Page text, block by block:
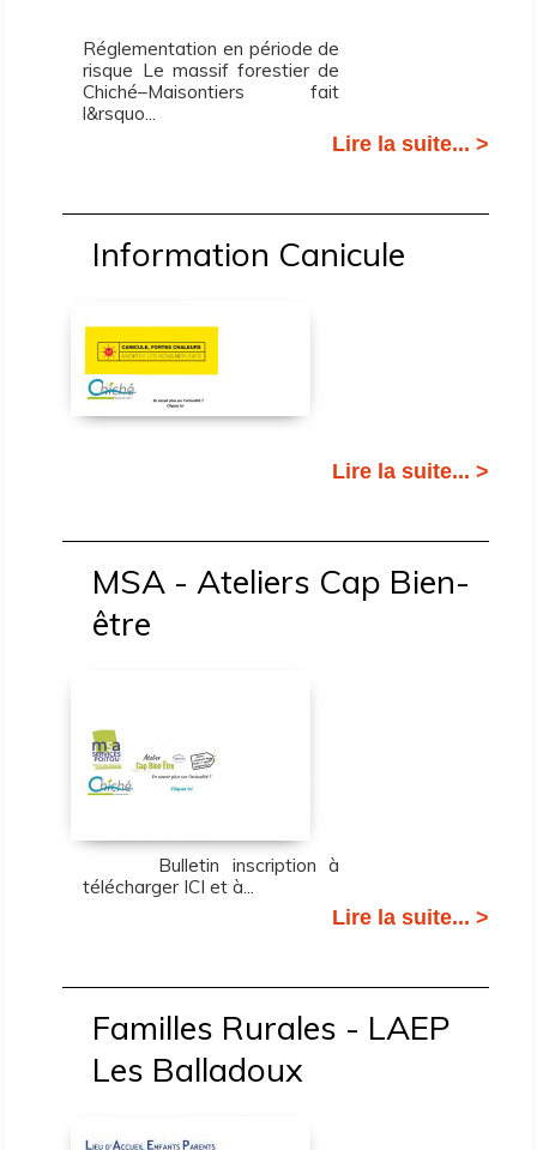
Réglementation en période de
risque Le massif forestier de
Chiché–Maisontiers fait
l&rsquo...
Lire la suite... >
Information Canicule
Lire la suite... >
MSA - Ateliers Cap Bien-
être
Bulletin inscription à
télécharger ICI et à...
Lire la suite... >
Familles Rurales - LAEP
Les Balladoux